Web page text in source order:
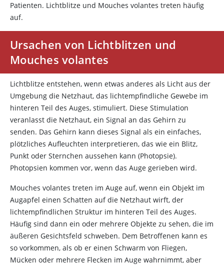
Patienten. Lichtblitze und Mouches volantes treten häufig
auf.
Ursachen von Lichtblitzen und
Mouches volantes
Lichtblitze entstehen, wenn etwas anderes als Licht aus der
Umgebung die Netzhaut, das lichtempfindliche Gewebe im
hinteren Teil des Auges, stimuliert. Diese Stimulation
veranlasst die Netzhaut, ein Signal an das Gehirn zu
senden. Das Gehirn kann dieses Signal als ein einfaches,
plötzliches Aufleuchten interpretieren, das wie ein Blitz,
Punkt oder Sternchen aussehen kann (Photopsie).
Photopsien kommen vor, wenn das Auge gerieben wird.
Mouches volantes treten im Auge auf, wenn ein Objekt im
Augapfel einen Schatten auf die Netzhaut wirft, der
lichtempfindlichen Struktur im hinteren Teil des Auges.
Häufig sind dann ein oder mehrere Objekte zu sehen, die im
äußeren Gesichtsfeld schweben. Dem Betroffenen kann es
so vorkommen, als ob er einen Schwarm von Fliegen,
Mücken oder mehrere Flecken im Auge wahrnimmt, aber